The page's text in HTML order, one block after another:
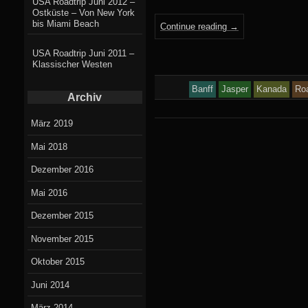
Continue reading →
Banff Jasper Kanada
Ostküste – Von New York
bis Miami Beach
USA Roadtrip Juni 2011 –
Klassischer Westen
Archiv
März 2019
Mai 2018
Dezember 2016
Mai 2016
Dezember 2015
November 2015
Oktober 2015
Juni 2014